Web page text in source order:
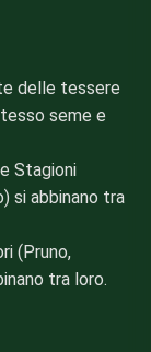
delle tessere
seme e
Stagioni
si abbinano tra
(Pruno,
tra loro.